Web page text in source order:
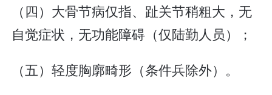
（四）大骨节病仅指、趾关节稍粗大，无
自觉症状，无功能障碍（仅陆勤人员）；
（五）轻度胸廓畸形（条件兵除外）。